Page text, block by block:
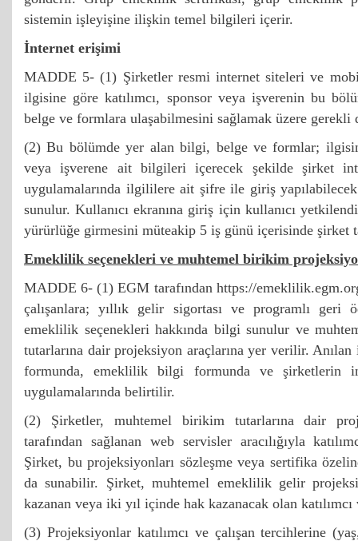
sistemin işleyişine ilişkin temel bilgileri içerir.
İnternet erişimi
MADDE 5- (1) Şirketler resmi internet siteleri ve
ilgisine göre katılımcı, sponsor veya işverenin bu
belge ve formlara ulaşabilmesini sağlamak üzere gerekli
(2) Bu bölümde yer alan bilgi, belge ve formlar;
veya işverene ait bilgileri içerecek şekilde şirket
uygulamalarında ilgililere ait şifre ile giriş
sunulur. Kullanıcı ekranına giriş için kullanıcı
yürürlüğe girmesini müteakip 5 iş günü içerisinde şirket
Emeklilik seçenekleri ve muhtemel birikim
MADDE 6- (1) EGM tarafından https://
çalışanlara; yıllık gelir sigortası ve programlı geri
emeklilik seçenekleri hakkında bilgi sunulur ve
tutarlarına dair projeksiyon araçlarına yer verilir.
formunda, emeklilik bilgi formunda ve şirketlerin
uygulamalarında belirtilir.
(2) Şirketler, muhtemel birikim tutarlarına dair
tarafından sağlanan web servisler aracılığıyla
Şirket, bu projeksiyonları sözleşme veya sertifika
da sunabilir. Şirket, muhtemel emeklilik gelir
kazanan veya iki yıl içinde hak kazanacak olan katılımcı
(3) Projeksiyonlar katılımcı ve çalışan tercihlerine